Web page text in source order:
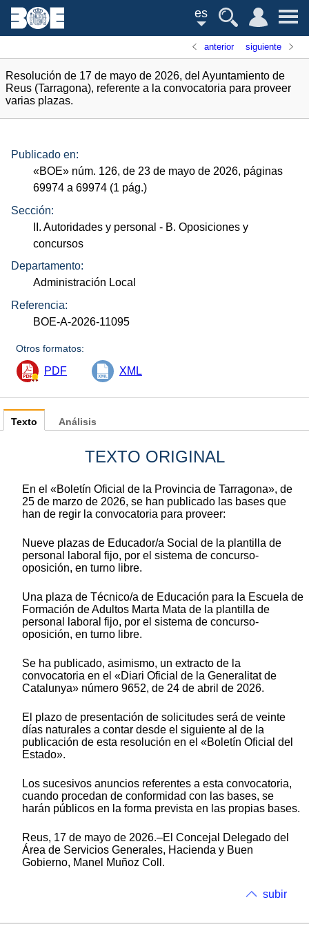
es
anterior siguiente
Resolución de 17 de mayo de 2026, del Ayuntamiento de
Reus (Tarragona), referente a la convocatoria para proveer
varias plazas.
Publicado en:
«BOE» núm. 126, de 23 de mayo de 2026, páginas
69974 a 69974 (1 pág.)
Sección:
II. Autoridades y personal - B. Oposiciones y
concursos
Departamento:
Administración Local
Referencia:
BOE-A-2026-11095
Otros formatos:
PDF XML
Texto
TEXTO ORIGINAL
En el «Boletín Oficial de la Provincia de Tarragona», de
25 de marzo de 2026, se han publicado las bases que
han de regir la convocatoria para proveer:
Nueve plazas de Educador/a Social de la plantilla de
personal laboral fijo, por el sistema de concurso-
oposición, en turno libre.
Una plaza de Técnico/a de Educación para la Escuela de
Formación de Adultos Marta Mata de la plantilla de
personal laboral fijo, por el sistema de concurso-
oposición, en turno libre.
Se ha publicado, asimismo, un extracto de la
convocatoria en el «Diari Oficial de la Generalitat de
Catalunya» número 9652, de 24 de abril de 2026.
El plazo de presentación de solicitudes será de veinte
días naturales a contar desde el siguiente al de la
publicación de esta resolución en el «Boletín Oficial del
Estado».
Los sucesivos anuncios referentes a esta convocatoria,
cuando procedan de conformidad con las bases, se
harán públicos en la forma prevista en las propias bases.
Reus, 17 de mayo de 2026.–El Concejal Delegado del
Área de Servicios Generales, Hacienda y Buen
Gobierno, Manel Muñoz Coll.
Análisis
subir